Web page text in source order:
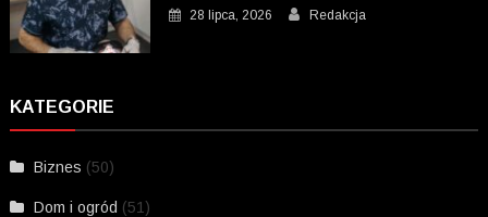
28 lipca, 2026 Redakcja
KATEGORIE
Biznes (50)
Dom i ogród (51)